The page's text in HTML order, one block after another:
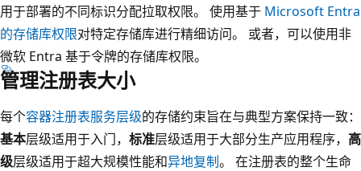
用于部署的不同标识分配拉取权限。 使用基于 Microsoft Entra
的存储库权限对特定存储库进行精细访问。 或者，可以使用非
微软 Entra 基于令牌的存储库权限。
管理注册表大小
每个容器注册表服务层级的存储约束旨在与典型方案保持一致：
基本层级适用于入门， 标准层级适用于大部分生产应用程序， 高
级层级适用于超大规模性能和异地复制。 在注册表的整个生命